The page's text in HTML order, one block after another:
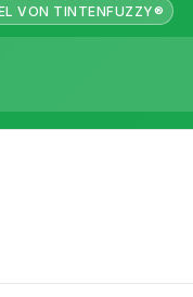
VON TINTENFUZZY®